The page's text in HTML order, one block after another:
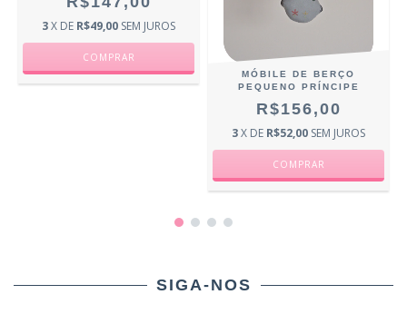
3X DE R$49,00 SEM JUROS
MÓBILE DE BERÇO
PEQUENO PRÍNCIPE
R$156,00
3X DE R$52,00 SEM JUROS
SIGA-NOS